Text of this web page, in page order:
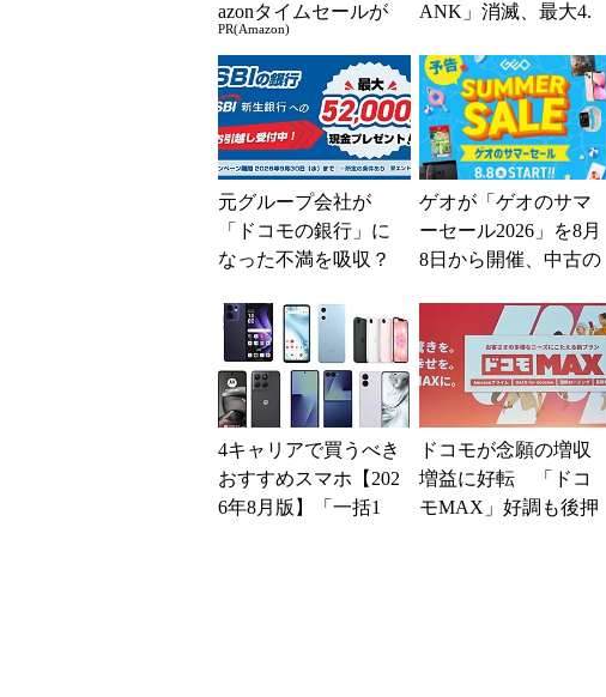
azonタイムセールが
見逃せない
PR(Amazon)
ANK」消滅、最大4.
解説
元グループ会社が
「ドコモの銀行」に
なった不満を吸収？
BIの銀行」として最
大5....
ゲオが「ゲオのサマ
ーセール2026」を8月
8日から開催、中古の
4キャリアで買うべき
おすすめスマホ【202
6年8月版】「一括1
ドコモが念願の増収
増益に好転 「ドコ
モMAX」好調も後押